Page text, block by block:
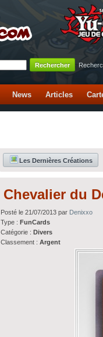
News Articles
Les Dernières Créations
Chevalier du
Posté le 21/07/2013 par Denixxo
Type :FunCards
Catégorie :Divers
Classement :Argent